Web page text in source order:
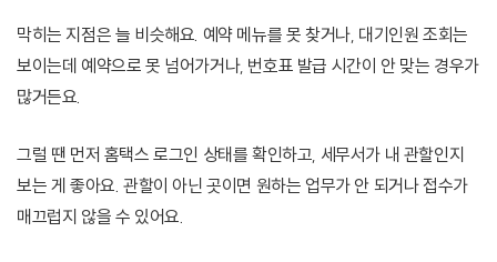
막히는 지점은 늘 비슷해요. 예약 메뉴를 못 찾거나, 대기인원 조회는
보이는데 예약으로 못 넘어가거나, 번호표 발급 시간이 안 맞는 경우가
많거든요.
그럴 땐 먼저 홈택스 로그인 상태를 확인하고, 세무서가 내 관할인지
보는 게 좋아요. 관할이 아닌 곳이면 원하는 업무가 안 되거나 접수가
매끄럽지 않을 수 있어요.